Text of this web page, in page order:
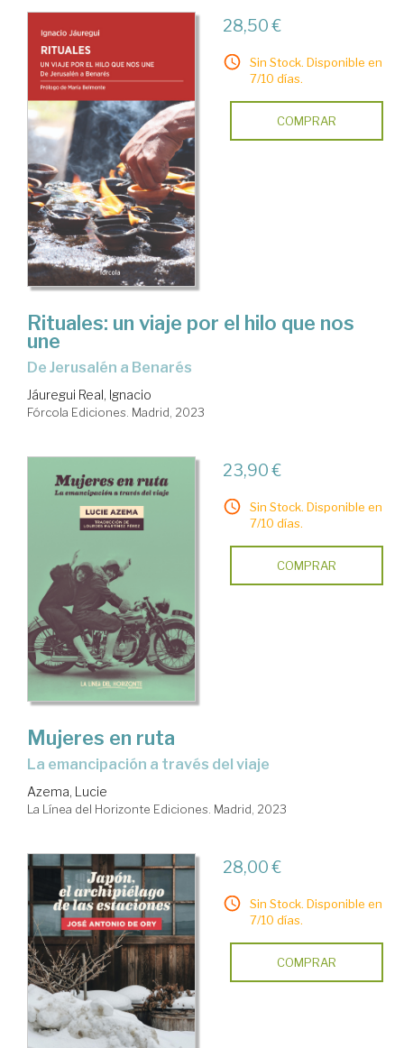
28,50 €
Sin Stock. Disponible en
7/10 días.
COMPRAR
Rituales: un viaje por el hilo que nos
une
De Jerusalén a Benarés
Jáuregui Real, Ignacio
Fórcola Ediciones. Madrid, 2023
23,90 €
Sin Stock. Disponible en
7/10 días.
COMPRAR
Mujeres en ruta
la emancipación a través del viaje
Azema, Lucie
La Línea del Horizonte Ediciones. Madrid, 2023
28,00 €
Sin Stock. Disponible en
7/10 días.
COMPRAR